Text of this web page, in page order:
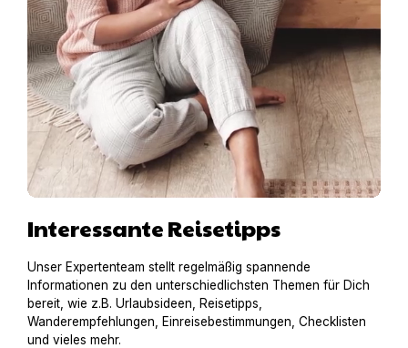
Interessante Reisetipps
Unser Expertenteam stellt regelmäßig spannende
Informationen zu den unterschiedlichsten Themen für Dich
bereit, wie z.B. Urlaubsideen, Reisetipps,
Wanderempfehlungen, Einreisebestimmungen, Checklisten
und vieles mehr.